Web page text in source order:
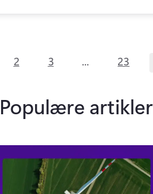
2 3 ... 23
Populære artikler